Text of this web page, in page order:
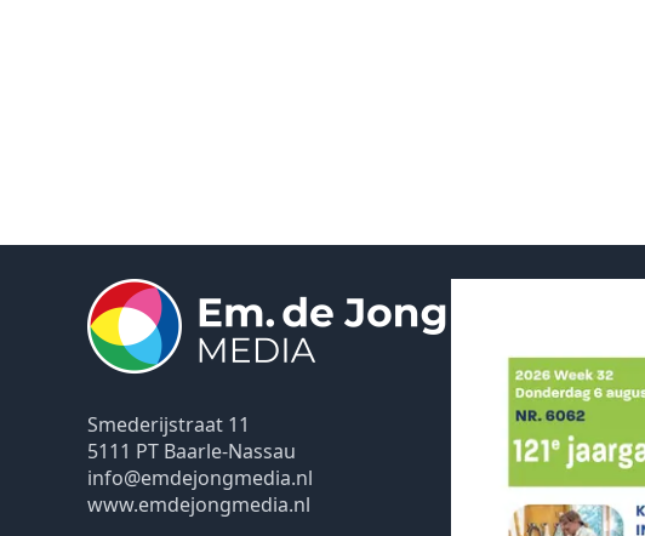
Smederijstraat 11
5111 PT Baarle-Nassau
info@emdejongmedia.nl
www.emdejongmedia.nl